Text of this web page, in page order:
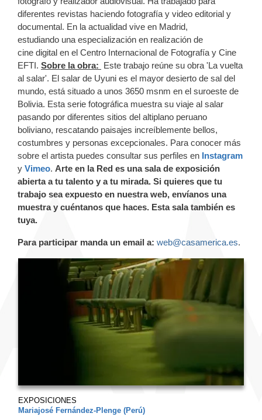
diferentes revistas haciendo fotografía y video editorial y
documental. En la actualidad vive en Madrid,
estudiando una especialización en realización de
cine digital en el Centro Internacional de Fotografía y Cine
EFTI. Sobre la obra: Este trabajo reúne su obra 'La vuelta
al salar'. El salar de Uyuni es el mayor desierto de sal del
mundo, está situado a unos 3650 msnm en el suroeste de
Bolivia. Esta serie fotográfica muestra su viaje al salar
pasando por diferentes sitios del altiplano peruano
boliviano, rescatando paisajes increíblemente bellos,
costumbres y personas excepcionales. Para conocer más
sobre el artista puedes consultar sus perfiles en Instagram
y Vimeo. Arte en la Red es una sala de exposición
abierta a tu talento y a tu mirada. Si quieres que tu
trabajo sea expuesto en nuestra web, envíanos una
muestra y cuéntanos que haces. Esta sala también es
tuya.
Para participar manda un email a: web@casamerica.es.
EXPOSICIONES
Mariajosé Fernández-Plenge (Perú)